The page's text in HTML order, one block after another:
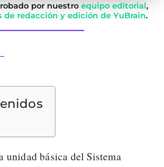
por nuestro equipo editorial,
de redacción y edición de YuBrain.
unidad básica del Sistema